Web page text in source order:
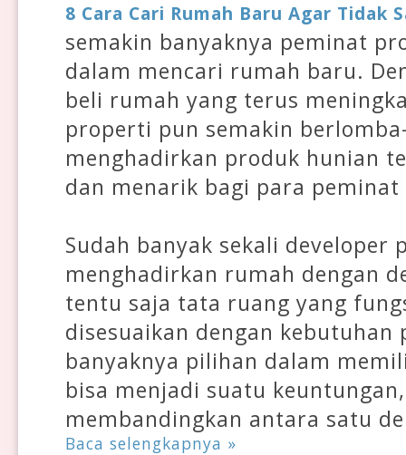
8 Cara Cari Rumah Baru Agar Tidak
semakin banyaknya peminat
dalam mencari rumah baru.
beli rumah yang terus
properti pun semakin
menghadirkan produk hunian
dan menarik bagi para
Sudah banyak sekali developer
menghadirkan rumah dengan
tentu saja tata ruang yang
disesuaikan dengan kebutuhan
banyaknya pilihan dalam
bisa menjadi suatu
membandingkan antara satu
Baca selengkapnya »